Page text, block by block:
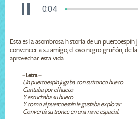
0:04
Esta es la asombrosa historia de un
convencer a su amigo, el oso negro gruñón, de
aprovechar esta vida.
-- Letra --
Un puercoespín jugaba con su tronco hueco
Cantaba por el hueco
Y escuchaba su hueco
Y como al puercoespín le gustaba explorar
Convertía su tronco en una nave espacial.